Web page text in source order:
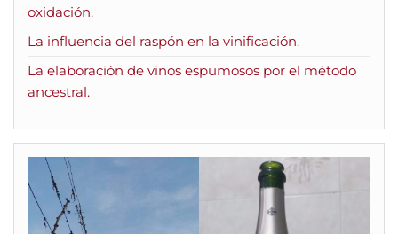
oxidación.
La influencia del raspón en la vinificación.
La elaboración de vinos espumosos por el método
ancestral.